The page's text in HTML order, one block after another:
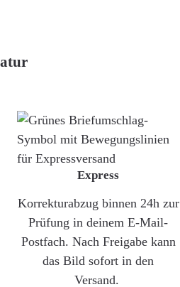
Express
Korrekturabzug binnen 24h zur
Prüfung in deinem E-Mail-
Postfach. Nach Freigabe kann
das Bild sofort in den
Versand.